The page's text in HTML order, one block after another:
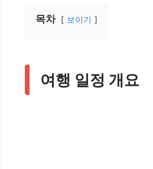
목차 보이기
여행 일정 개요